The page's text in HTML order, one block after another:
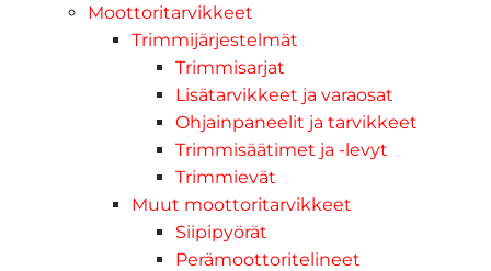
Moottoritarvikkeet
Trimmijärjestelmät
Trimmisarjat
Lisätarvikkeet ja varaosat
Ohjainpaneelit ja tarvikkeet
Trimmisäätimet ja -levyt
Trimmievät
Muut moottoritarvikkeet
Siipipyörät
Perämoottoritelineet